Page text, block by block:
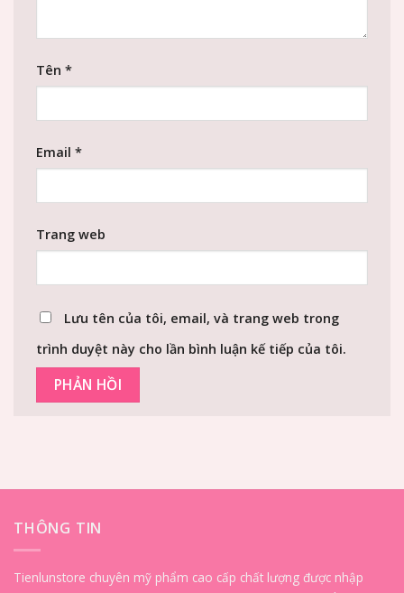
Tên *
Email *
Trang web
Lưu tên của tôi, email, và trang web trong
trình duyệt này cho lần bình luận kế tiếp của tôi.
THÔNG TIN
Tienlunstore chuyên mỹ phẩm cao cấp chất lượng được nhập